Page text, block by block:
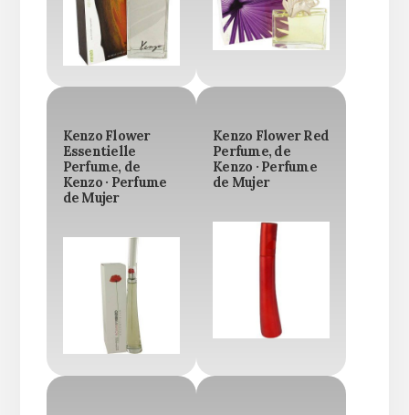
Kenzo Flower
Essentielle
Perfume, de
Kenzo · Perfume
de Mujer
Kenzo Flower Red
Perfume, de
Kenzo · Perfume
de Mujer